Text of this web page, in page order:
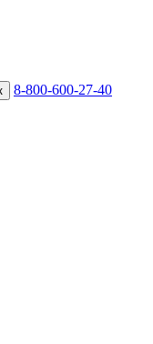
8-800-600-27-40